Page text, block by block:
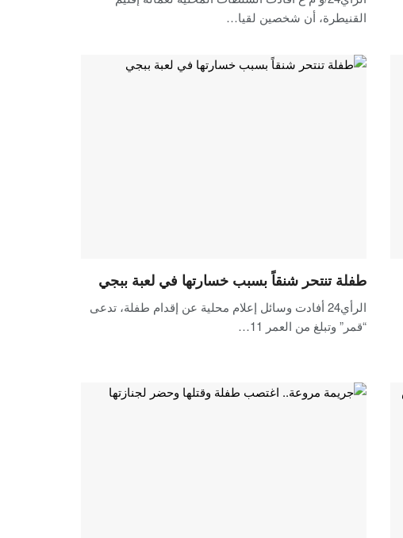
القنيطرة، أن شخصين لقيا…
طفلة تنتحر شنقاً بسبب خسارتها في لعبة ببجي
الرأي24 أفادت وسائل إعلام محلية عن إقدام طفلة، تدعى
“قمر” وتبلغ من العمر 11…